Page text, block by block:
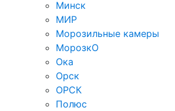
Минск
МИР
Морозильные камеры
МорозкО
Ока
Орск
ОРСК
Полюс